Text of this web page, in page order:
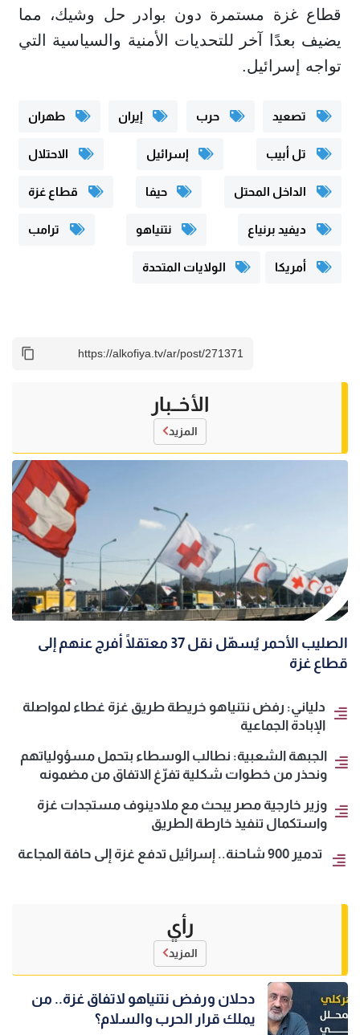
قطاع غزة مستمرة دون بوادر حل وشيك، مما
يضيف بعدًا آخر للتحديات الأمنية والسياسية التي
تواجه إسرائيل.
تصعيد حرب إيران طهران
تل أبيب إسرائيل الاحتلال
الداخل المحتل حيفا قطاع غزة
ديفيد برنياع نتنياهو ترامب
أمريكا الولايات المتحدة
الأخــبار
المزيد
الصليب الأحمر يُسهّل نقل 37 معتقلًا أُفرج عنهم إلى
قطاع غزة
دلياني: رفض نتنياهو خريطة طريق غزة غطاء لمواصلة
الإبادة الجماعية
الجبهة الشعبية: نطالب الوسطاء بتحمل مسؤولياتهم
ونحذر من خطوات شكلية تفرّغ الاتفاق من مضمونه
وزير خارجية مصر يبحث مع ملادينوف مستجدات غزة
واستكمال تنفيذ خارطة الطريق
تدمير 900 شاحنة.. إسرائيل تدفع غزة إلى حافة المجاعة
رأي
المزيد
دحلان ورفض نتنياهو لاتفاق غزة.. من
يملك قرار الحرب والسلام؟